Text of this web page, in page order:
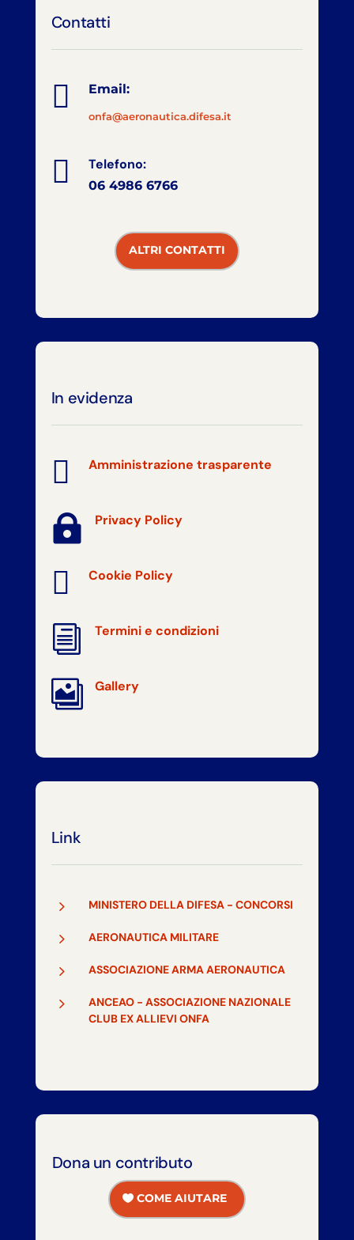
Contatti
 Email:
onfa@aeronautica.difesa.it
 Telefono:
06 4986 6766
ALTRI CONTATTI
In evidenza
 Amministrazione trasparente
 Privacy Policy
 Cookie Policy
i Termini e condizioni
 Gallery
Link
5 MINISTERO DELLA DIFESA - CONCORSI
5 AERONAUTICA MILITARE
5 ASSOCIAZIONE ARMA AERONAUTICA
5
ANCEAO - ASSOCIAZIONE NAZIONALE
CLUB EX ALLIEVI ONFA
Dona un contributo
COME AIUTARE